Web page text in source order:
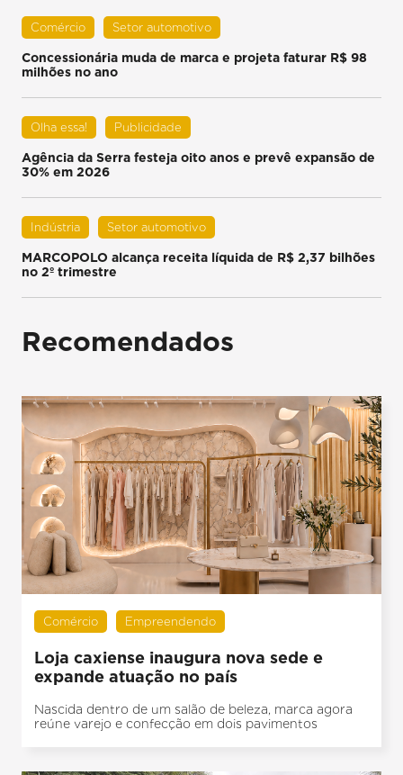
Comércio Setor automotivo
Concessionária muda de marca e projeta faturar R$ 98
milhões no ano
Olha essa! Publicidade
Agência da Serra festeja oito anos e prevê expansão de
30% em 2026
Indústria Setor automotivo
MARCOPOLO alcança receita líquida de R$ 2,37 bilhões
no 2º trimestre
Recomendados
Comércio Empreendendo
Loja caxiense inaugura nova sede e
expande atuação no país
Nascida dentro de um salão de beleza, marca agora
reúne varejo e confecção em dois pavimentos